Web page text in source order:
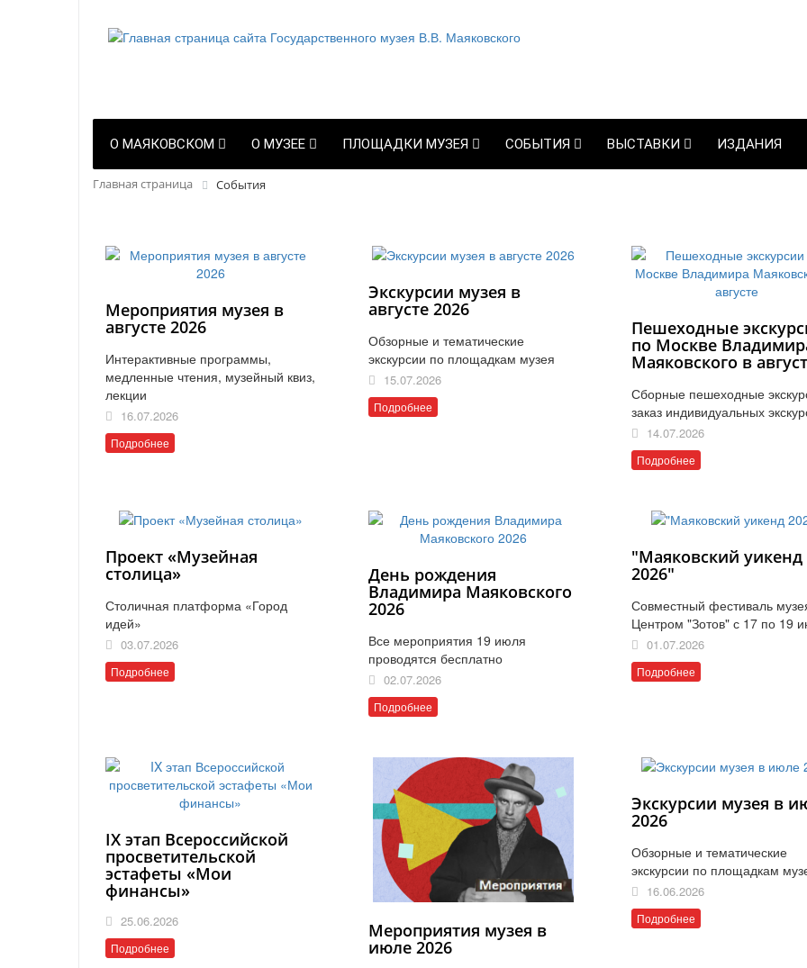
О МАЯКОВСКОМ О МУЗЕЕ ПЛОЩАДКИ МУЗЕЯ СОБЫТИЯ ВЫСТАВКИ ИЗДАНИЯ
Главная страница События
Мероприятия музея в
августе 2026
Интерактивные программы,
медленные чтения, музейный квиз,
лекции
16.07.2026
Подробнее
Экскурсии музея в
августе 2026
Обзорные и тематические
экскурсии по площадкам музея
15.07.2026
Подробнее
Пешеходные
по Москве
Маяковского в
Сборные пешеходные
заказ индивидуальных
14.07.2026
Подробнее
Проект «Музейная
столица»
Столичная платформа «Город
идей»
03.07.2026
Подробнее
День рождения
Владимира Маяковского
2026
Все мероприятия 19 июля
проводятся бесплатно
02.07.2026
Подробнее
"Маяковский уикенд
2026"
Совместный фестиваль
Центром "Зотов" с 17 по 19
01.07.2026
Подробнее
IX этап Всероссийской
просветительской
эстафеты «Мои
финансы»
25.06.2026
Подробнее
Мероприятия музея в
июле 2026
Экскурсии музея в
2026
Обзорные и тематические
экскурсии по площадкам
16.06.2026
Подробнее